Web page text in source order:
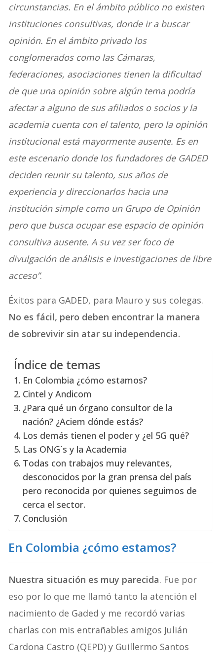
circunstancias. En el ámbito público no existen
instituciones consultivas, donde ir a buscar
opinión. En el ámbito privado los
conglomerados como las Cámaras,
federaciones, asociaciones tienen la dificultad
de que una opinión sobre algún tema podría
afectar a alguno de sus afiliados o socios y la
academia cuenta con el talento, pero la opinión
institucional está mayormente ausente. Es en
este escenario donde los fundadores de GADED
deciden reunir su talento, sus años de
experiencia y direccionarlos hacia una
institución simple como un Grupo de Opinión
pero que busca ocupar ese espacio de opinión
consultiva ausente. A su vez ser foco de
divulgación de análisis e investigaciones de libre
acceso”.
Éxitos para GADED, para Mauro y sus colegas.
No es fácil, pero deben encontrar la manera
de sobrevivir sin atar su independencia.
Índice de temas
En Colombia ¿cómo estamos?
Cintel y Andicom
¿Para qué un órgano consultor de la
nación? ¿Aciem dónde estás?
Los demás tienen el poder y ¿el 5G qué?
Las ONG´s y la Academia
Todas con trabajos muy relevantes,
desconocidos por la gran prensa del país
pero reconocida por quienes seguimos de
cerca el sector.
Conclusión
En Colombia ¿cómo estamos?
Nuestra situación es muy parecida. Fue por
eso por lo que me llamó tanto la atención el
nacimiento de Gaded y me recordó varias
charlas con mis entrañables amigos Julián
Cardona Castro (QEPD) y Guillermo Santos